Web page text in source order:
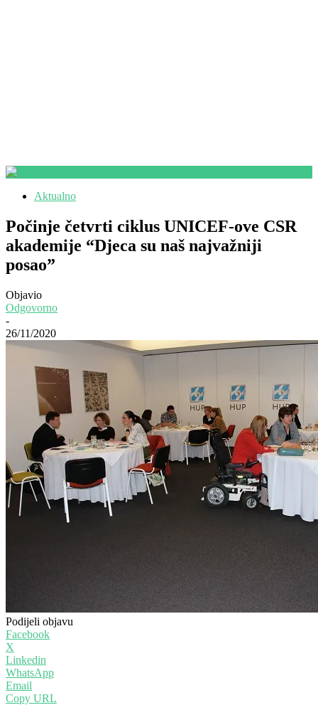
Aktualno
Počinje četvrti ciklus UNICEF-ove CSR
akademije “Djeca su naš najvažniji
posao”
Objavio
Odgovorno
-
26/11/2020
Podijeli objavu
Facebook
X
Linkedin
WhatsApp
Email
Copy URL